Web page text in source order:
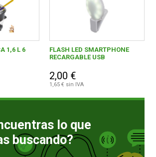
1,6 L 6
FLASH LED SMARTPHONE
RECARGABLE USB
2,00 €
1,65 € sin IVA
lo que
buscando?